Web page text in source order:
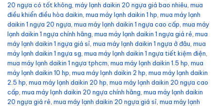
20 ngựa có tốt không máy lạnh daikin 20 ngựa giá bao nhiêu mua
điều khiển điều hòa daikin mua máy lạnh daikin 1 hp mua máy lạnh
daikin 1 ngựa 20 ngựa mua máy lạnh daikin 1 ngựa cao cấp mua máy
lạnh daikin 1 ngựa chính hãng mua máy lạnh daikin 1 ngựa giá rẻ mua
máy lạnh daikin 1 ngựa giá sỉ mua máy lạnh daikin 1 ngựa ở đâu mua
máy lạnh daikin 1 ngựa sg mua máy lạnh daikin 1 ngựa tiết kiệm điện
mua máy lạnh daikin 1 ngựa tphcm mua máy lạnh daikin 1.5 hp mua
máy lạnh daikin 10 hp mua máy lạnh daikin 2 hp mua máy lạnh daikin
2.5 hp mua máy lạnh daikin 20 hp mua máy lạnh daikin 20 ngựa cao
cấp mua máy lạnh daikin 20 ngựa chính hãng mua máy lạnh daikin
20 ngựa giá rẻ mua máy lạnh daikin 20 ngựa giá sỉ mua máy lạnh